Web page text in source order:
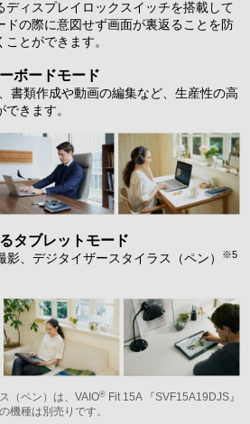
ディスプレイロックスイッチを搭載して
ドの際に意図せず画面が裏返ることを防
とができます。
ボードモード
書類作成や動画の編集など、生産性の高
きます。
タブレットモード
、デジタイザースタイラス（ペン） ※5
（ペン）は、VAIO®Fit 15A 『SVF15A19DJS』
機種は別売りです。